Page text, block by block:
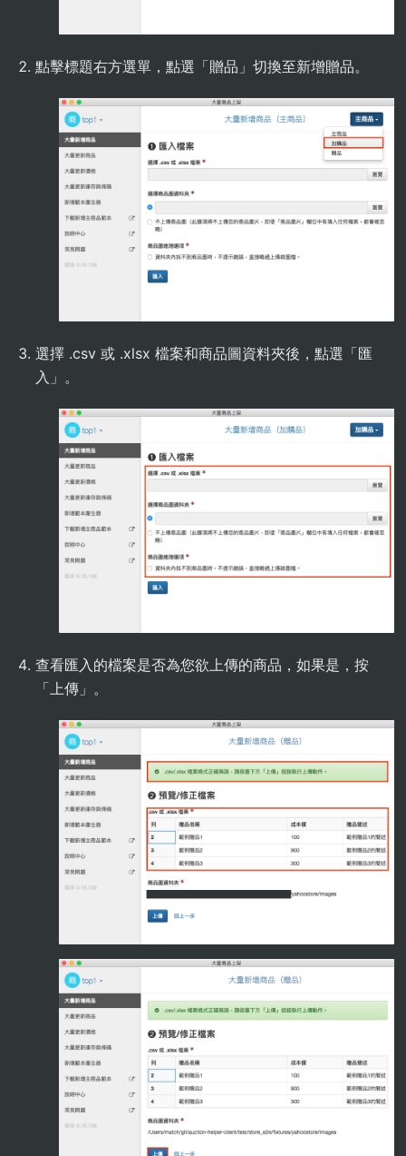
點擊標題右方選單，點選「贈品」切換至新增贈品。
選擇 .csv 或 .xlsx 檔案和商品圖資料夾後，點選「匯
入」。
查看匯入的檔案是否為您欲上傳的商品，如果是，按
「上傳」。